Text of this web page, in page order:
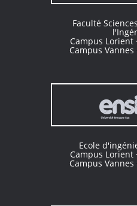
Faculté
Campus Lorient ·
Campus Vannes
Ecole
Campus Lorient ·
Campus Vannes